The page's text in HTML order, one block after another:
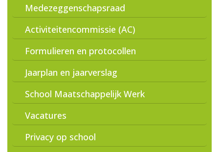
Medezeggenschapsraad
Activiteitencommissie (AC)
Formulieren en protocollen
Jaarplan en jaarverslag
School Maatschappelijk Werk
Vacatures
Privacy op school